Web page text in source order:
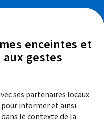
enceintes et
gestes
ses partenaires locaux
pour informer et ainsi
le contexte de la